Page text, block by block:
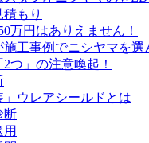
もり
万円はありえません！
施工事例でニシヤマを選
つ」の注意喚起！
」ウレアシールドとは
断